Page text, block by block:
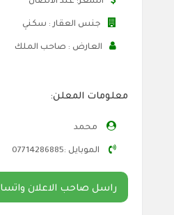
جنس العقار : سكني
العارض : صاحب الملك
معلومات المعلن:
محمد
الموبايل :07714286885
راسل صاحب الاعلان واتساب